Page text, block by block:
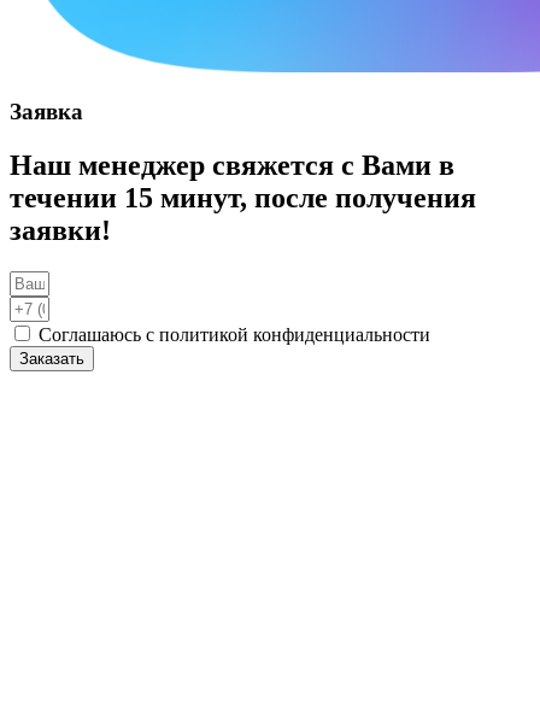
Заявка
Наш менеджер свяжется с Вами в
течении 15 минут, после получения
заявки!
Соглашаюсь с политикой конфиденциальности
Заказать